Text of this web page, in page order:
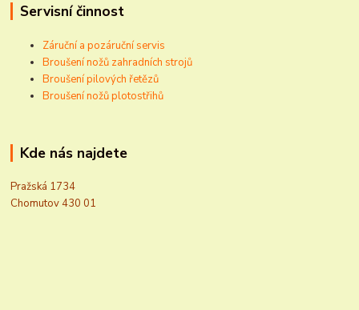
Servisní činnost
Záruční a pozáruční servis
Broušení nožů zahradních strojů
Broušení pilových řetězů
Broušení nožů plotostřihů
Kde nás najdete
Pražská 1734
Chomutov 430 01